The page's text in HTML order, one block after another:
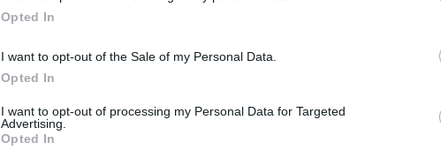
Opted In
I want to opt-out of the Sale of my Personal Data.
Opted In
I want to opt-out of processing my Personal Data for Targeted
Advertising.
Opted In